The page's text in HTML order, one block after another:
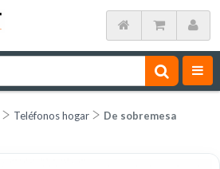
Teléfonos hogar De sobremesa